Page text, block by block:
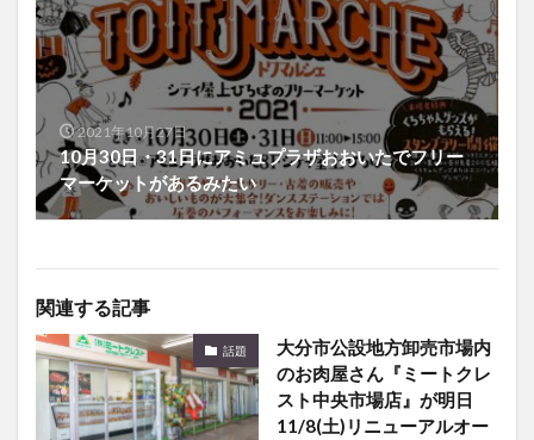
2021年10月27日
10月30日・31日にアミュプラザおおいたでフリー
マーケットがあるみたい
関連する記事
話題
大分市公設地方卸売市場内
のお肉屋さん『ミートクレ
スト中央市場店』が明日
11/8(土)リニューアルオー